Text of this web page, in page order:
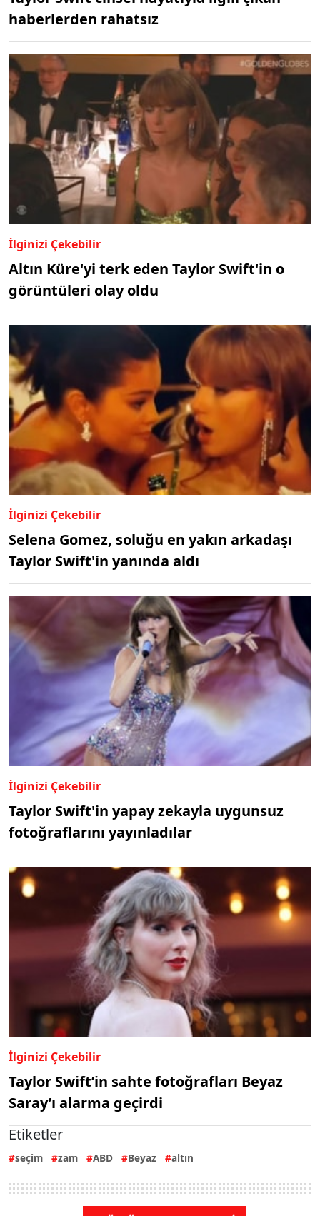
haberlerden rahatsız
İlginizi Çekebilir
Altın Küre'yi terk eden Taylor Swift'in o
görüntüleri olay oldu
İlginizi Çekebilir
Selena Gomez, soluğu en yakın arkadaşı
Taylor Swift'in yanında aldı
İlginizi Çekebilir
Taylor Swift'in yapay zekayla uygunsuz
fotoğraflarını yayınladılar
İlginizi Çekebilir
Taylor Swift’in sahte fotoğrafları Beyaz
Saray’ı alarma geçirdi
Etiketler
seçim zam ABD Beyaz altın